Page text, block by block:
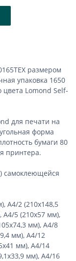
размером
упаковка 1650
цвета Lomond Self-
для печати на
форма
бумаги 80
принтера.
самоклеющейся
А4/2 (210х148,5
А4/5 (210х57 мм),
мм), А4/8
мм), А4/12
мм), А4/14
мм), А4/16